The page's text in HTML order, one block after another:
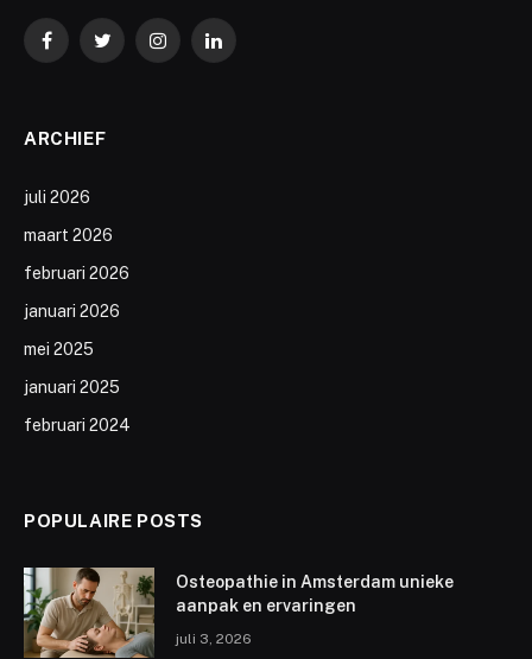
FacebookTwitterInstagramLinkedIn
ARCHIEF
juli 2026
maart 2026
februari 2026
januari 2026
mei 2025
januari 2025
februari 2024
POPULAIRE POSTS
Osteopathie in Amsterdam unieke
aanpak en ervaringen
juli 3, 2026